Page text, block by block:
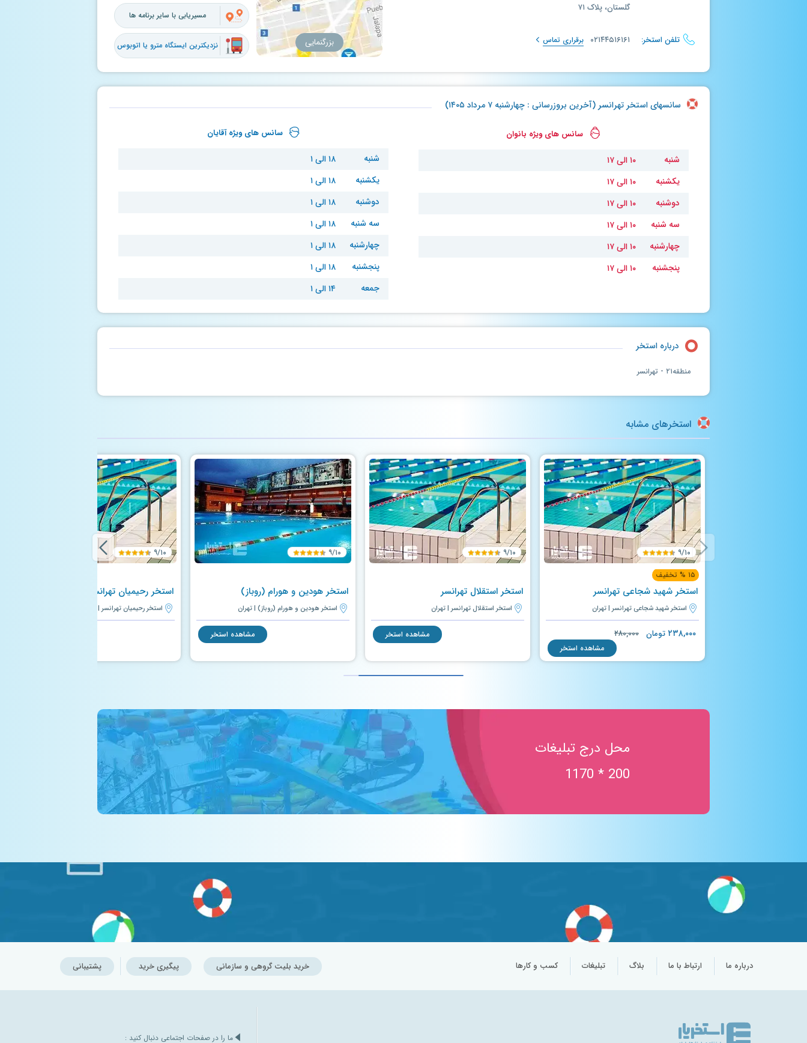
گلستان، پلاک ۷۱
تلفن استخر: ۰۲۱۴۴۵۱۶۱۶۱ برقراری تماس بزرگنمایی
مسیریابی با سایر برنامه ها
نزدیکترین ایستگاه مترو یا اتوبوس
سانسهای استخر تهرانسر (آخرین بروزرسانی : چهارشنبه ۷ مرداد ۱۴۰۵)
سانس های ویژه بانوان
شنبه
۱۰ الی ۱۷
یکشنبه
۱۰ الی ۱۷
دوشنبه
۱۰ الی ۱۷
سه شنبه
۱۰ الی ۱۷
چهارشنبه
۱۰ الی ۱۷
پنجشنبه
۱۰ الی ۱۷
سانس های ویژه آقایان
شنبه
۱۸ الی ۱
یکشنبه
۱۸ الی ۱
دوشنبه
۱۸ الی ۱
سه شنبه
۱۸ الی ۱
چهارشنبه
۱۸ الی ۱
پنجشنبه
۱۸ الی ۱
جمعه
۱۴ الی ۱
درباره استخر
منطقه۲۱ - تهرانسر
استخرهای مشابه
۹/۱۰
۱۵ % تخفیف
استخر شهید شجاعی تهرانسر
استخر شهید شجاعی تهرانسر | تهران
۲۳۸,۰۰۰تومان ۲۸۰,۰۰۰
مشاهده استخر
۹/۱۰
استخر استقلال تهرانسر
استخر استقلال تهرانسر | تهران
مشاهده استخر
۹/۱۰
استخر هودین و هورام (روباز)
استخر هودین و هورام (روباز) | تهران
مشاهده استخر
۹/۱۰
استخر رحیمیان تهرانسر
استخر رحیمیان تهرانسر | تهران
محل درج تبلیغات
200 * 1170
درباره ما ارتباط با ما بلاگ تبلیغات کسب و کارها خرید بلیت گروهی و سازمانی پیگیری خرید پشتیبانی
ما را در صفحات اجتماعی دنبال کنید :